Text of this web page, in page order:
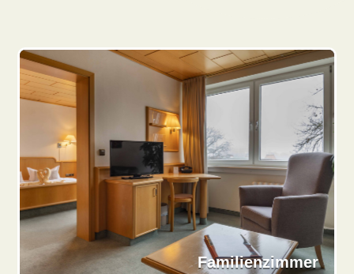
Familienzimmer